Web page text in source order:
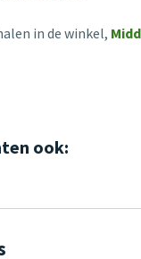
in de winkel,
ook: